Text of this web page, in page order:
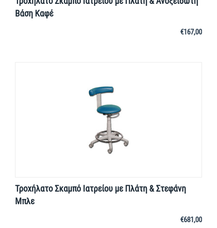
Βάση Καφέ
€167,00
Τροχήλατο Σκαμπό Ιατρείου με Πλάτη & Στεφάνη
Μπλε
€681,00